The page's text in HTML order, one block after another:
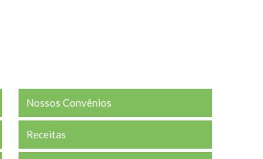
Nossos Convênios
Receitas